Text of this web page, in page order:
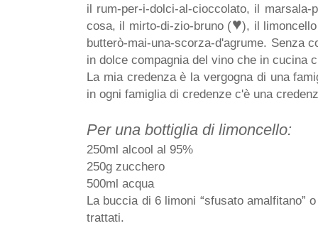
il rum-per-i-dolci-al-cioccolato, il marsala-
cosa, il mirto-di-zio-bruno (♥), il
butterò-mai-una-scorza-d'agrume. Senza
in dolce compagnia del vino che in cucina
La mia credenza è la vergogna di una
in ogni famiglia di credenze c'è una
Per una bottiglia di limoncello:
250ml alcool al 95%
250g zucchero
500ml acqua
La buccia di 6 limoni “sfusato amalfitano”
trattati.